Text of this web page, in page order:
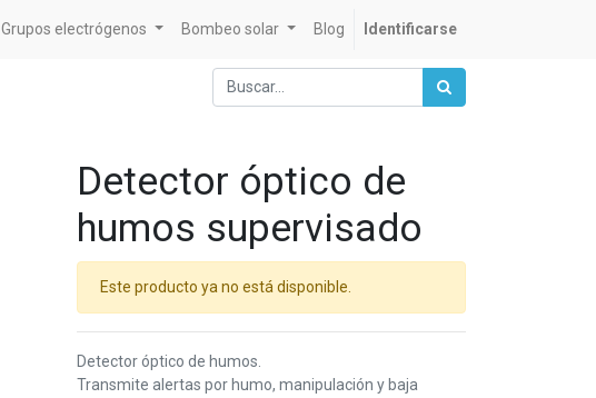
Grupos electrógenos Bombeo solar Blog Identificarse
Detector óptico de
humos supervisado
Este producto ya no está disponible.
Detector óptico de humos.
Transmite alertas por humo, manipulación y baja